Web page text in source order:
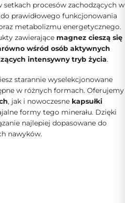
setkach procesów zachodzących w
prawidłowego funkcjonowania
metabolizmu energetycznego.
zawierające magnez cieszą się
wśród osób aktywnych
intensywny tryb życia.
starannie wyselekcjonowane
w różnych formach. Oferujemy
, jak i nowoczesne kapsułki
formy tego minerału. Dzięki
najlepiej dopasowane do
nawyków.